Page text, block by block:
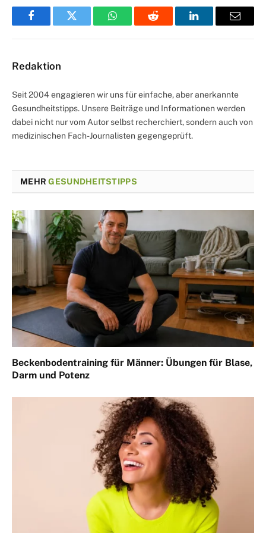
FacebookTwitter WhatsAppReddit LinkedInEmail
Redaktion
Seit 2004 engagieren wir uns für einfache, aber anerkannte
Gesundheitstipps. Unsere Beiträge und Informationen werden
dabei nicht nur vom Autor selbst recherchiert, sondern auch von
medizinischen Fach-Journalisten gegengeprüft.
MEHRGESUNDHEITSTIPPS
Beckenbodentraining für Männer: Übungen für Blase,
Darm und Potenz